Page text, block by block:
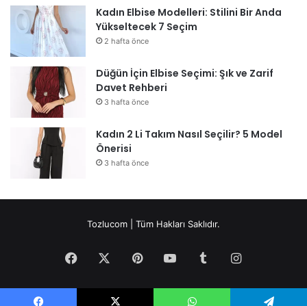
Kadın Elbise Modelleri: Stilini Bir Anda
Yükseltecek 7 Seçim
2 hafta önce
Düğün İçin Elbise Seçimi: Şık ve Zarif
Davet Rehberi
3 hafta önce
Kadın 2 Li Takım Nasıl Seçilir? 5 Model
Önerisi
3 hafta önce
Tozlucom | Tüm Hakları Saklıdır.
Facebook PinterestYouTubeTumblrInstagram